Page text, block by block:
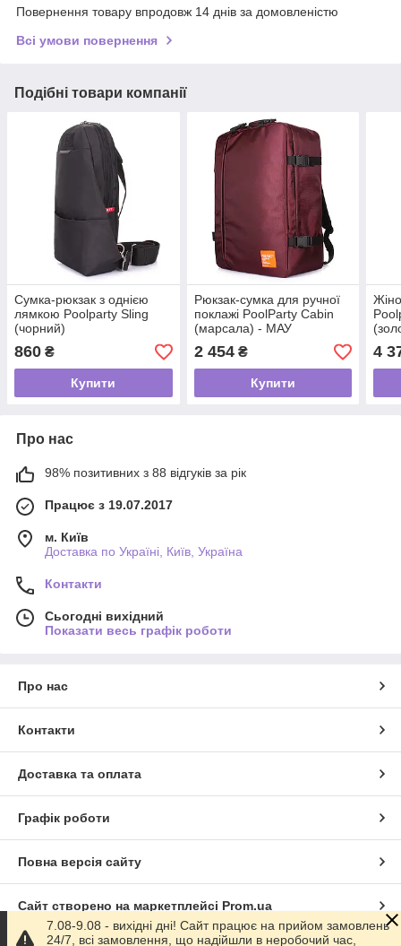
Повернення товару впродовж 14 днів за домовленістю
Всі умови повернення
Подібні товари компанії
Сумка-рюкзак з однією
лямкою Poolparty Sling
(чорний)
860 ₴
Купити
Рюкзак-сумка для ручної
поклажі PoolParty Cabin
(марсала) - МАУ
2 454₴
Купити
4
Про нас
98% позитивних з 88 відгуків за рік
Працює з 19.07.2017
м. Київ
Доставка по Україні, Київ, Україна
Контакти
Сьогодні вихідний
Показати весь графік роботи
Про нас
Контакти
Доставка та оплата
Графік роботи
Повна версія сайту
Сайт створено на маркетплейсі Prom.ua
7.08-9.08 - вихідні дні! Сайт працює на прийом замовлень
24/7, всі замовлення, що надійшли в неробочий час,